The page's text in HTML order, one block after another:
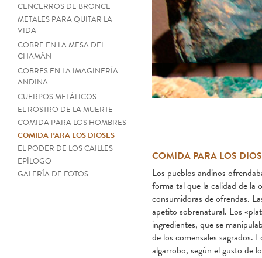
CENCERROS DE BRONCE
METALES PARA QUITAR LA
VIDA
COBRE EN LA MESA DEL
CHAMÁN
COBRES EN LA IMAGINERÍA
ANDINA
CUERPOS METÁLICOS
EL ROSTRO DE LA MUERTE
COMIDA PARA LOS HOMBRES
COMIDA PARA LOS DIOSES
EL PODER DE LOS CAILLES
EPÍLOGO
GALERÍA DE FOTOS
COMIDA PARA LOS
Los pueblos andinos
forma tal que la calidad de la
consumidoras de ofrendas.
apetito sobrenatural. Los
ingredientes, que se
de los comensales sagrados.
algarrobo, según el gusto de